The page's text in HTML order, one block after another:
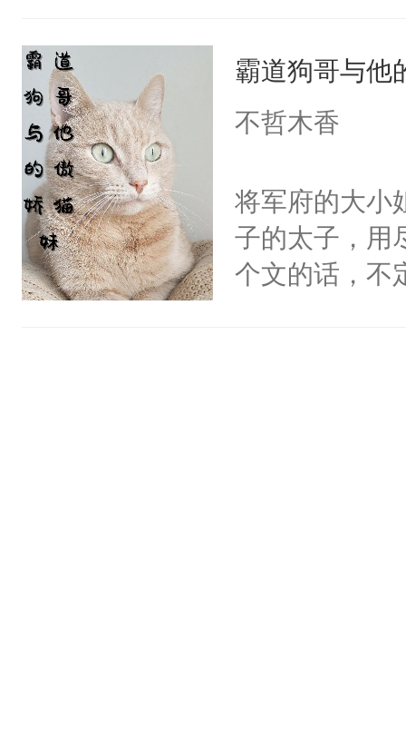
爱那一卦的？
狗。什么？姐
在背后做推波
亲？那不行，
内，并打算狠
混蛋。小狼狗
自己和他们再
信，终于如愿
霸道狗哥与他
不哲木香
将军府的大小
子的太子，用
个文的话，不